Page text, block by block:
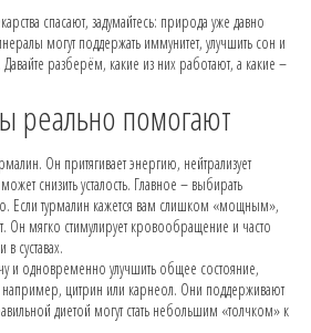
спасают, задумайтесь: природа уже давно
могут поддержать иммунитет, улучшить сон и
разберём, какие из них работают, а какие –
реально помогают
Он притягивает энергию, нейтрализует
снизить усталость. Главное – выбирать
Если турмалин кажется вам слишком «мощным»,
Он мягко стимулирует кровообращение и часто
суставах.
и одновременно улучшить общее состояние,
цитрин или карнеол. Они поддерживают
диетой могут стать небольшим «толчком» к